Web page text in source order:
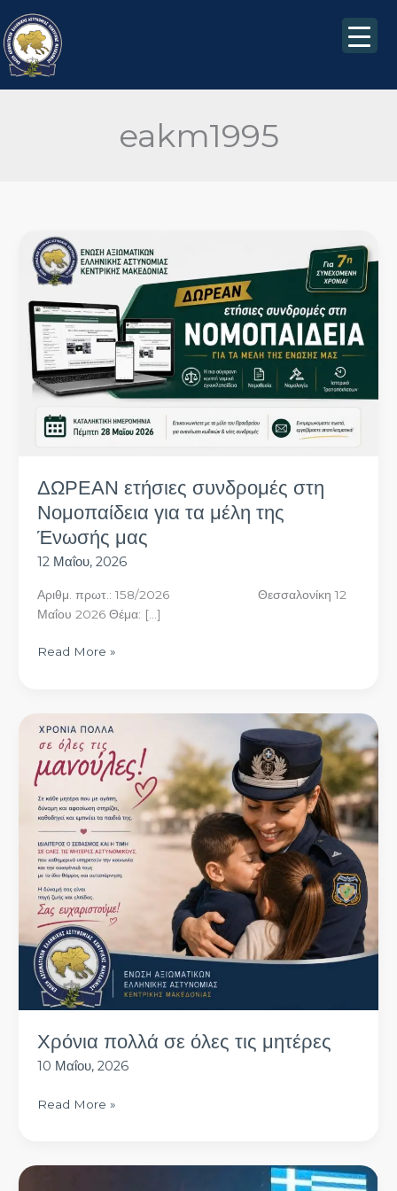
στο
περιεχόμενο
eakm1995
ΔΩΡΕΑΝ ετήσιες συνδρομές στη
Νομοπαίδεια για τα μέλη της
Ένωσής μας
12 Μαΐου, 2026
Αριθμ. πρωτ.: 158/2026 Θεσσαλονίκη 12
Μαΐου 2026 Θέμα: […]
ΔΩΡΕΑΝ
ετήσιες
συνδρομές
στη
Νομοπαίδεια
για
τα
μέλη
της
Ένωσής
μας
Read More »
Χρόνια πολλά σε όλες τις μητέρες
10 Μαΐου, 2026
πολλά
σε
όλες
τις
μητέρες
Read More »